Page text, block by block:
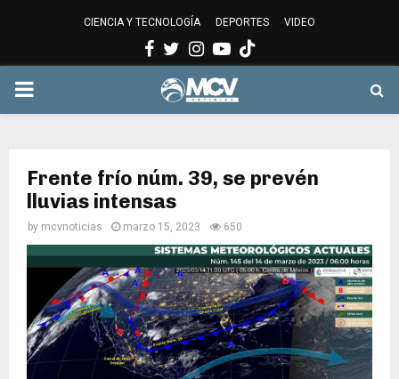
CIENCIA Y TECNOLOGÍA DEPORTES VIDEO
Facebook
Twitter
Instagram
Youtube
PRIMARY
Frente frío núm. 39, se prevén
lluvias intensas
by mcvnoticias marzo 15, 2023 650